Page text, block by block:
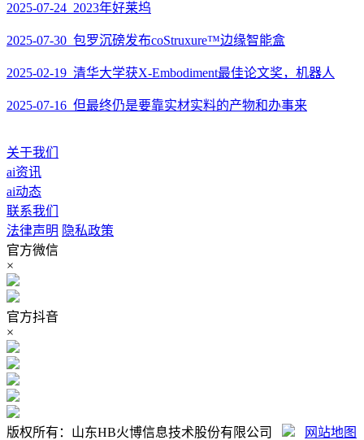
2025-07-24 2023年好莱坞
2025-07-30 包罗沉磅发布coStruxure™边缘智能盒
2025-02-19 清华大学获X-Embodiment最佳论文奖，机器人
2025-07-16 但最终仍是要靠实材实料的产物和办事来
关于我们
ai资讯
ai动态
联系我们
法律声明 隐私政策
官方微信
×
官方抖音
×
版权所有：山东HB火博信息技术股份有限公司 网站地图